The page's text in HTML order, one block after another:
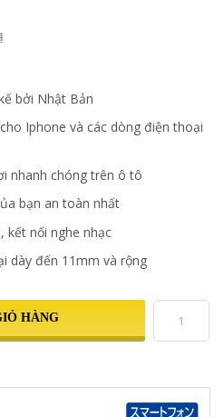
bởi Nhật Bản
Iphone và các dòng điện thoại
nhanh chóng trên ô tô
bạn an toàn nhất
kết nối nghe nhạc
dày đến 11mm và rộng
HÀNG